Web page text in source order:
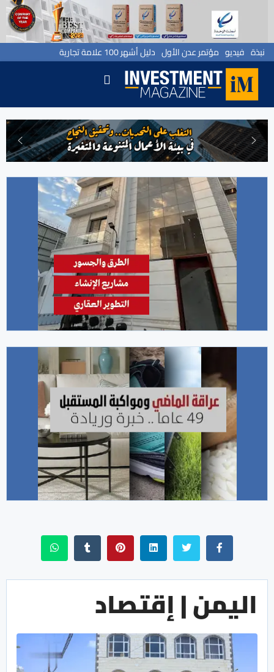
نبذة فيديو مؤتمر عدن الأول دليل أشهر 100 علامة تجارية
اليمن | إقتصاد